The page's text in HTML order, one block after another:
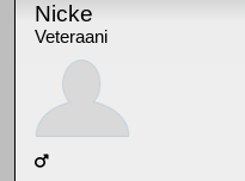
Nicke
Veteraani